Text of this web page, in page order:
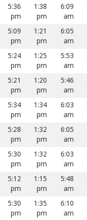
6:09
am
1:38
pm
5:36
pm
6:05
am
1:21
pm
5:09
pm
5:53
am
1:25
pm
5:24
pm
5:46
am
1:20
pm
5:21
pm
6:03
am
1:34
pm
5:34
pm
6:05
am
1:32
pm
5:28
pm
6:03
am
1:32
pm
5:30
pm
5:48
am
1:15
pm
5:12
pm
6:10
am
1:35
pm
5:30
pm